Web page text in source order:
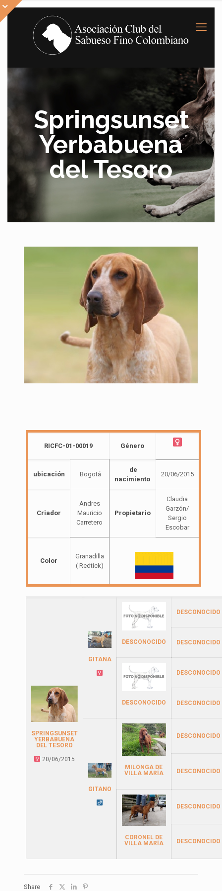
Springsunset
Yerbabuena
del Tesoro
RICFC-01-00019 Género
ubicación Bogotá
de
nacimiento
20/06/2015
Criador
Andres
Mauricio
Carretero
Propietario
Claudia
Garzón/
Sergio
Escobar
Color
Granadilla
( Redtick)
SPRINGSUNSET
YERBABUENA
DEL TESORO
20/06/2015
GITANA
DESCONOCIDO
DESCONOCIDO
DESCONOCIDO
DESCONOCIDO
DESCONOCIDO
DESCONOCIDO
GITANO
MILONGA DE
VILLA MARÍA
DESCONOCIDO
DESCONOCIDO
CORONEL DE
VILLA MARÍA
DESCONOCIDO
DESCONOCIDO
Share